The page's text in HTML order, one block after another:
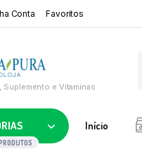
Conta Favoritos
Suplemento e Vitaminas
Início